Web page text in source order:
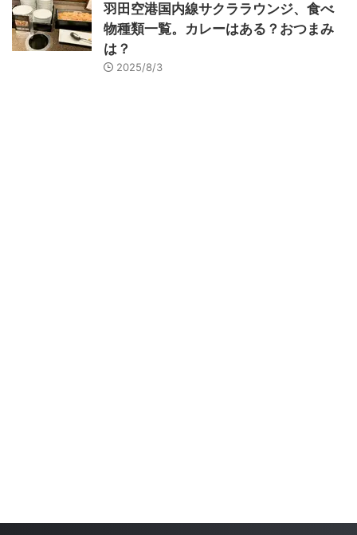
羽田空港国内線サクララウンジ、食べ
物種類一覧。カレーはある？おつまみ
は？
2025/8/3